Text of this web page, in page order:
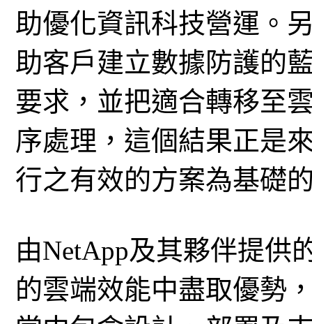
助優化資訊科技營運。
助客戶建立數據防護的
要求，並把適合轉移至
序處理，這個結果正是
行之有效的方案為基礎
由NetApp及其夥伴提供
的雲端效能中盡取優勢